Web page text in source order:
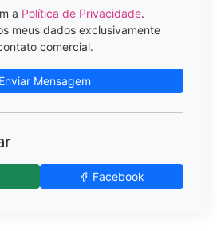
a Política de Privacidade.
meus dados exclusivamente
comercial.
Enviar Mensagem
Facebook